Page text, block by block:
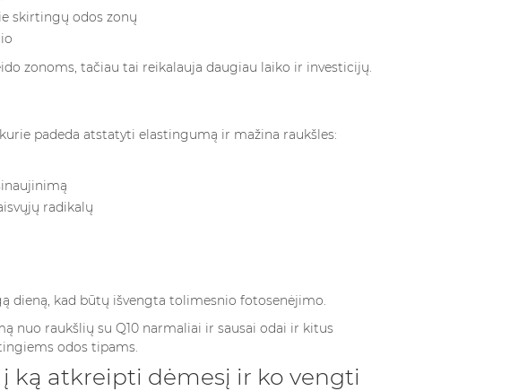
skirtingų odos zonų
zonoms, tačiau tai reikalauja daugiau laiko ir investicijų.
padeda atstatyti elastingumą ir mažina raukšles:
radikalų
dieną, kad būtų išvengta tolimesnio fotosenėjimo.
nuo raukšlių su Q10 narmaliai ir sausai odai ir kitus
odos tipams.
ką atkreipti dėmesį ir ko vengti